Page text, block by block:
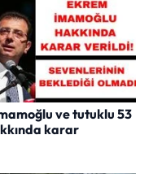
ve tutuklu 53
karar